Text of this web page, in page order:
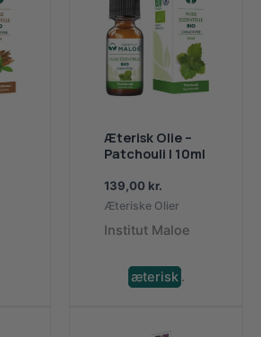
Æterisk Olie –
Patchouli | 10ml
139,00 kr.
Æteriske Olier
Institut Maloe
æterisk .